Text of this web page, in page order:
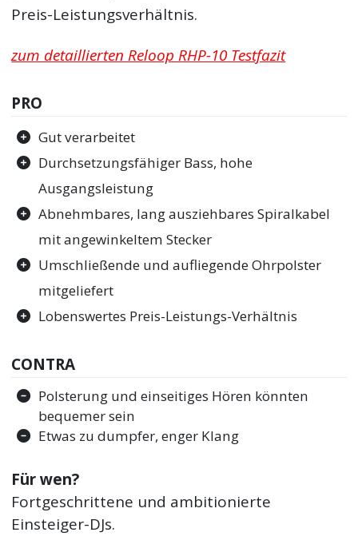
Preis-Leistungsverhältnis.
zum detaillierten Reloop RHP-10 Testfazit
PRO
Gut verarbeitet
Durchsetzungsfähiger Bass, hohe
Ausgangsleistung
Abnehmbares, lang ausziehbares Spiralkabel
mit angewinkeltem Stecker
Umschließende und aufliegende Ohrpolster
mitgeliefert
Lobenswertes Preis-Leistungs-Verhältnis
CONTRA
Polsterung und einseitiges Hören könnten
bequemer sein
Etwas zu dumpfer, enger Klang
Für wen?
Fortgeschrittene und ambitionierte
Einsteiger-DJs.